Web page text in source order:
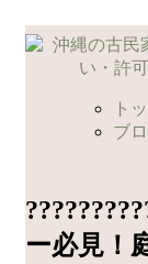
コ
ン
ッ
プ
ト
ブ
ー必見！